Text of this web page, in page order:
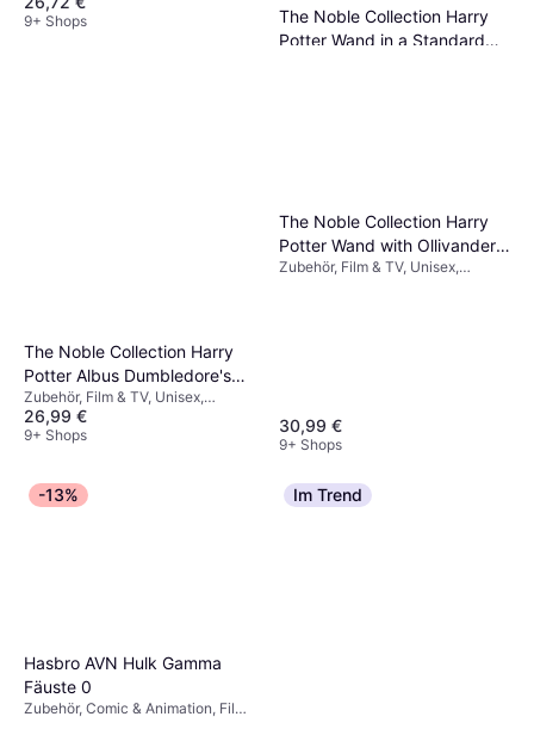
9+ Shops
The Noble Collection Harry
Potter Wand in a Standard
The Noble Collection Harry
Potter Albus Dumbledore's
Character Wand
Zubehör, Film & TV, Unisex,
Ausrüstung, Harry Potter
26,99 €
9+ Shops
The Noble Collection Harry
Potter Wand with Ollivanders
Wand Box
Zubehör, Film & TV, Unisex,
30,99 €
9+ Shops
-13%
Hasbro AVN Hulk Gamma
Fäuste 0
Zubehör, Comic & Animation, Film
Im Trend